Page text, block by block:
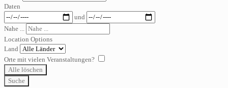
Daten
und
Nahe ...
Location Options
Land
Orte mit vielen Veranstaltungen?
Alle löschen
Suche